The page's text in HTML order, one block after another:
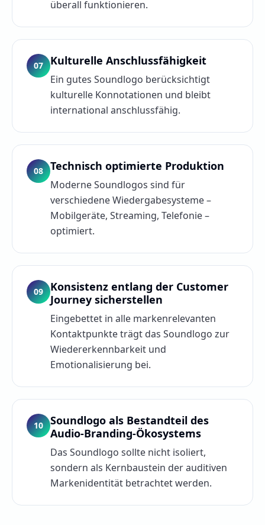
überall funktionieren.
07 Kulturelle Anschlussfähigkeit
Ein gutes Soundlogo berücksichtigt
kulturelle Konnotationen und bleibt
international anschlussfähig.
08 Technisch optimierte Produktion
Moderne Soundlogos sind für
verschiedene Wiedergabesysteme –
Mobilgeräte, Streaming, Telefonie –
optimiert.
09
Konsistenz entlang der Customer
Journey sicherstellen
Eingebettet in alle markenrelevanten
Kontaktpunkte trägt das Soundlogo zur
Wiedererkennbarkeit und
Emotionalisierung bei.
10
Soundlogo als Bestandteil des
Audio-Branding-Ökosystems
Das Soundlogo sollte nicht isoliert,
sondern als Kernbaustein der auditiven
Markenidentität betrachtet werden.